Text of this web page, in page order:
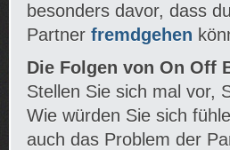
besonders davor, dass
Partner fremdgehen
Die Folgen von On Off
Stellen Sie sich mal vor,
Wie würden Sie sich
auch das Problem der